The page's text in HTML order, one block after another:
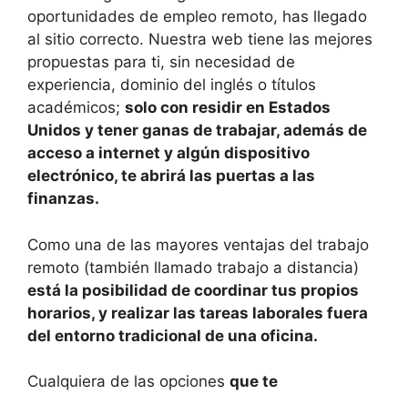
oportunidades de empleo remoto, has llegado
al sitio correcto. Nuestra web tiene las mejores
propuestas para ti, sin necesidad de
experiencia, dominio del inglés o títulos
académicos; solo con residir en Estados
Unidos y tener ganas de trabajar, además de
acceso a internet y algún dispositivo
electrónico, te abrirá las puertas a las
finanzas.
Como una de las mayores ventajas del trabajo
remoto (también llamado trabajo a distancia)
está la posibilidad de coordinar tus propios
horarios, y realizar las tareas laborales fuera
del entorno tradicional de una oficina.
Cualquiera de las opciones que te